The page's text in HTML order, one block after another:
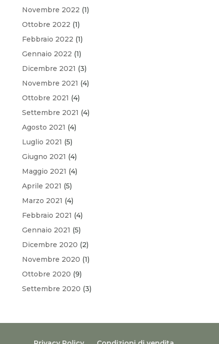
Novembre 2022 (1)
Ottobre 2022 (1)
Febbraio 2022 (1)
Gennaio 2022 (1)
Dicembre 2021 (3)
Novembre 2021 (4)
Ottobre 2021 (4)
Settembre 2021 (4)
Agosto 2021 (4)
Luglio 2021 (5)
Giugno 2021 (4)
Maggio 2021 (4)
Aprile 2021 (5)
Marzo 2021 (4)
Febbraio 2021 (4)
Gennaio 2021 (5)
Dicembre 2020 (2)
Novembre 2020 (1)
Ottobre 2020 (9)
Settembre 2020 (3)